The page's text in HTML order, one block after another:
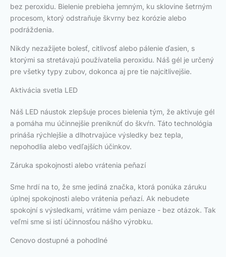
bez peroxidu. Bielenie prebieha jemným, ku sklovine šetrným
procesom, ktorý odstraňuje škvrny bez korózie alebo
podráždenia.
Nikdy nezažijete bolesť, citlivosť alebo pálenie ďasien, s
ktorými sa stretávajú používatelia peroxidu. Náš gél je určený
pre všetky typy zubov, dokonca aj pre tie najcitlivejšie.
Aktivácia svetla LED
Náš LED náustok zlepšuje proces bielenia tým, že aktivuje gél
a pomáha mu účinnejšie preniknúť do škvŕn. Táto technológia
prináša rýchlejšie a dlhotrvajúce výsledky bez tepla,
nepohodlia alebo vedľajších účinkov.
Záruka spokojnosti alebo vrátenia peňazí
Sme hrdí na to, že sme jediná značka, ktorá ponúka záruku
úplnej spokojnosti alebo vrátenia peňazí. Ak nebudete
spokojní s výsledkami, vrátime vám peniaze - bez otázok. Tak
veľmi sme si istí účinnosťou nášho výrobku.
Cenovo dostupné a pohodlné